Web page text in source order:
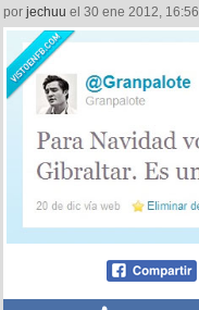
por jechuu el 30 ene 2012, 16:56